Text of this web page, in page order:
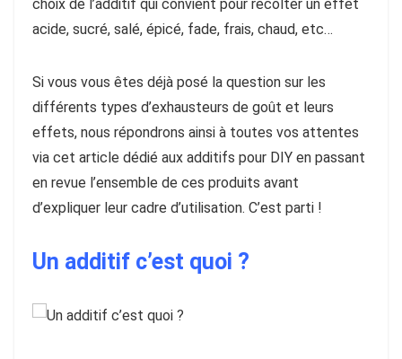
choix de l’additif qui convient pour récolter un effet
acide, sucré, salé, épicé, fade, frais, chaud, etc…
Si vous vous êtes déjà posé la question sur les
différents types d’exhausteurs de goût et leurs
effets, nous répondrons ainsi à toutes vos attentes
via cet article dédié aux additifs pour DIY en passant
en revue l’ensemble de ces produits avant
d’expliquer leur cadre d’utilisation. C’est parti !
Un additif c’est quoi ?